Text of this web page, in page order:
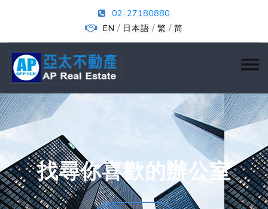
02-27180880
EN / 日本語 / 繁 / 简
找尋你喜歡的辦公室